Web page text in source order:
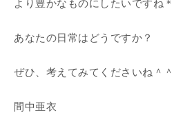
より豊かなものにしたいですね＊
あなたの日常はどうですか？
ぜひ、考えてみてくださいね＾＾
間中亜衣